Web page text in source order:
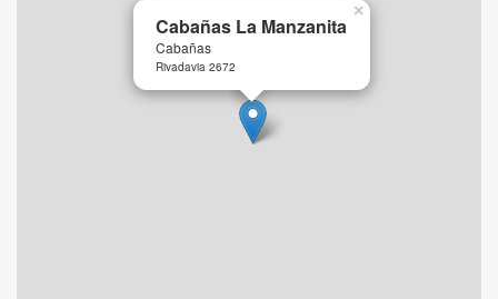
Cabañas La Manzanita
Cabañas
Rivadavia 2672
×